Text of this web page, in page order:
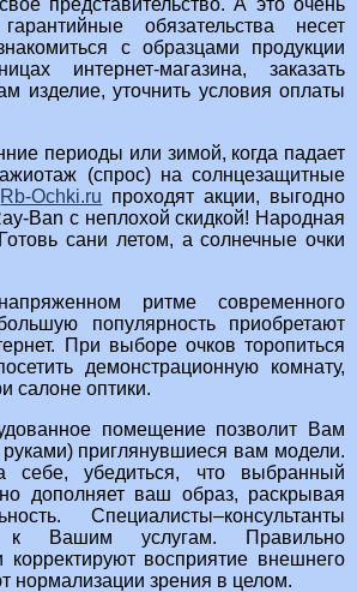
обязательства несет
с образцами продукции
интернет-магазина, заказать
изделие, уточнить условия оплаты
периоды или зимой, когда падает
(спрос) на солнцезащитные
Rb-Ochki.ru проходят акции, выгодно
Ban с неплохой скидкой! Народная
сани летом, а солнечные очки
ритме современного
популярность приобретают
При выборе очков торопиться
демонстрационную комнату,
салоне оптики.
помещение позволит Вам
руками) приглянувшиеся вам модели.
себе, убедиться, что выбранный
дополняет ваш образ, раскрывая
Специалисты–консультанты
к Вашим услугам. Правильно
корректируют восприятие внешнего
нормализации зрения в целом.